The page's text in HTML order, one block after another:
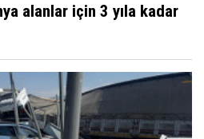
alanlar için 3 yıla kadar